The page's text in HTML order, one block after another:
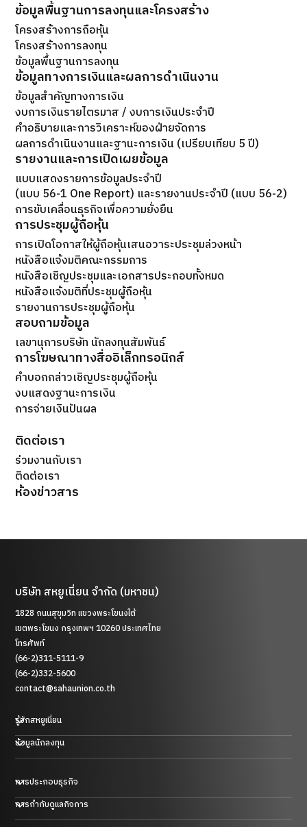
ข้อมูลพื้นฐานการลงทุนและโครงสร้าง
โครงสร้างการถือหุ้น
โครงสร้างการลงทุน
ข้อมูลพื้นฐานการลงทุน
ข้อมูลทางการเงินและผลการดำเนินงาน
ข้อมูลสำคัญทางการเงิน
งบการเงินรายไตรมาส / งบการเงินประจำปี
คำอธิบายและการวิเคราะห์ของฝ่ายจัดการ
ผลการดำเนินงานและฐานะการเงิน (เปรียบเทียบ 5 ปี)
รายงานและการเปิดเผยข้อมูล
แบบแสดงรายการข้อมูลประจำปี
(แบบ 56-1 One Report) และ​รายงานประจำปี (แบบ 56-2)
การขับเคลื่อนธุรกิจเพื่อความยั่งยืน
การประชุมผู้ถือหุ้น
การเปิดโอกาสให้ผู้ถือหุ้นเสนอวาระประชุมล่วงหน้า
หนังสือแจ้งมติคณะกรรมการ
หนังสือเชิญประชุมและเอกสารประกอบทั้งหมด
หนังสือแจ้งมติที่ประชุมผู้ถือหุ้น
รายงานการประชุมผู้ถือหุ้น
สอบถามข้อมูล
เลขานุการบริษัท นักลงทุนสัมพันธ์
การโฆษณาทางสื่ออิเล็กทรอนิกส์
คำบอกกล่าวเชิญประชุมผู้ถือหุ้น
งบแสดงฐานะการเงิน
การจ่ายเงินปันผล
ติดต่อเรา
ร่วมงานกับเรา
ติดต่อเรา
ห้องข่าวสาร
บริษัท สหยูเนี่ยน จำกัด (มหาชน)
1828 ถนนสุขุมวิท แขวงพระโขนงใต้
เขตพระโขนง กรุงเทพฯ 10260 ประเทศไทย
โทรศัพท์
(66-2)311-5111-9
(66-2)332-5600
contact@sahaunion.co.th
รู้จักสหยูเนี่ยน
ข้อมูลนักลงทุน
การประกอบธุรกิจ
ธุรกิจพลาสติก ยาง และโลหะ
ธุรกิจการค้า
การกำกับดูแลกิจการ